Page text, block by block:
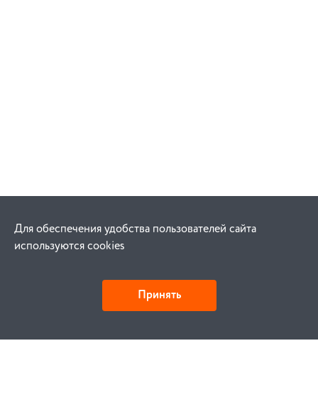
Для обеспечения удобства пользователей сайта
используются cookies
Принять